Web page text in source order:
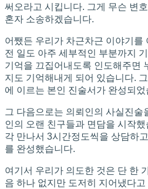
써오라고 시킵니다. 그게 무슨 변
혼자 소송하겠습니다.
어쨌든 우리가 차근차근 이야기를
전 일도 아주 세부적인 부분까지
기억을 끄집어내도록 인도해주면
지도 기억해내게 되어 있습니다.
에 이르는 본인 진술서가 완성되었
그 다음으로는 의뢰인의 사실진술
인의 오랜 친구들과 면담을 시작
각 만나서 3시간정도씩을 상담하
를 완성했습니다.
여기서 우리가 의도한 것은 단 한
음 하나 없지만 도저히 지어냈다